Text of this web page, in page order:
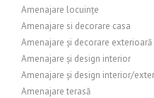
Amenajare locuințe
Amenajare si decorare casa
Amenajare și decorare exterioară
Amenajare și design interior
Amenajare și design interior/
Amenajare terasă